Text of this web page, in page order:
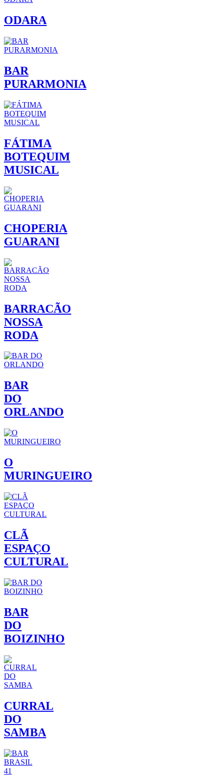
ODARA
BAR
PURARMONIA
FÁTIMA
BOTEQUIM
MUSICAL
CHOPERIA
GUARANI
BARRACÃO
NOSSA
RODA
BAR
DO
ORLANDO
O
MURINGUEIRO
CLÃ
ESPAÇO
CULTURAL
BAR
DO
BOIZINHO
CURRAL
DO
SAMBA